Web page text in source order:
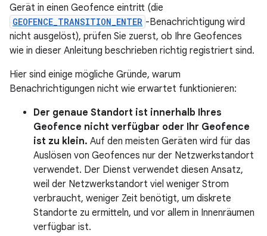
Gerät in einen Geofence eintritt (die
GEOFENCE_TRANSITION_ENTER -Benachrichtigung wird
nicht ausgelöst), prüfen Sie zuerst, ob Ihre Geofences
wie in dieser Anleitung beschrieben richtig registriert sind.
Hier sind einige mögliche Gründe, warum
Benachrichtigungen nicht wie erwartet funktionieren:
Der genaue Standort ist innerhalb Ihres
Geofence nicht verfügbar oder Ihr Geofence
ist zu klein. Auf den meisten Geräten wird für das
Auslösen von Geofences nur der Netzwerkstandort
verwendet. Der Dienst verwendet diesen Ansatz,
weil der Netzwerkstandort viel weniger Strom
verbraucht, weniger Zeit benötigt, um diskrete
Standorte zu ermitteln, und vor allem in Innenräumen
verfügbar ist.